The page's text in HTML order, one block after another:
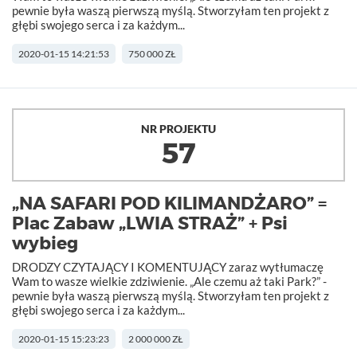
pewnie była waszą pierwszą myślą. Stworzyłam ten projekt z
głębi swojego serca i za każdym...
2020-01-15 14:21:53 750 000 ZŁ
NR PROJEKTU
57
„NA SAFARI POD KILIMANDŻARO” =
Plac Zabaw „LWIA STRAŻ” + Psi
wybieg
DRODZY CZYTAJĄCY I KOMENTUJĄCY zaraz wytłumaczę
Wam to wasze wielkie zdziwienie. „Ale czemu aż taki Park?” -
pewnie była waszą pierwszą myślą. Stworzyłam ten projekt z
głębi swojego serca i za każdym...
2020-01-15 15:23:23 2 000 000 ZŁ